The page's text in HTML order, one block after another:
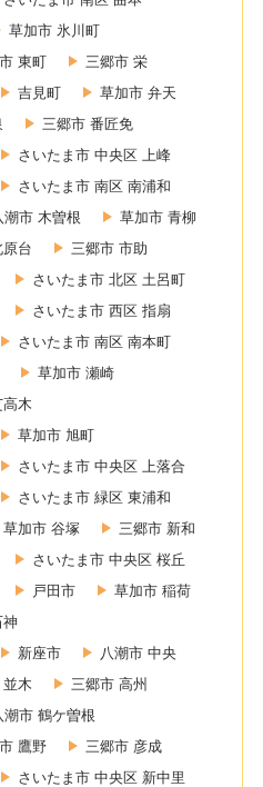
草加市 氷川町
東町
三郷市 栄
吉見町
草加市 弁天
三郷市 番匠免
さいたま市 中央区 上峰
さいたま市 南区 南浦和
潮市 木曽根
草加市 青柳
原台
三郷市 市助
さいたま市 北区 土呂町
さいたま市 西区 指扇
さいたま市 南区 南本町
草加市 瀬崎
高木
草加市 旭町
さいたま市 中央区 上落合
さいたま市 緑区 東浦和
草加市 谷塚
三郷市 新和
さいたま市 中央区 桜丘
戸田市
草加市 稲荷
新座市
八潮市 中央
並木
三郷市 高州
潮市 鶴ケ曽根
鷹野
三郷市 彦成
さいたま市 中央区 新中里